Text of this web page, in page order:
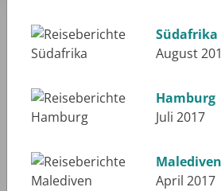
Südafrika
August
Hamburg
Juli 2017
Malediven
April 2017